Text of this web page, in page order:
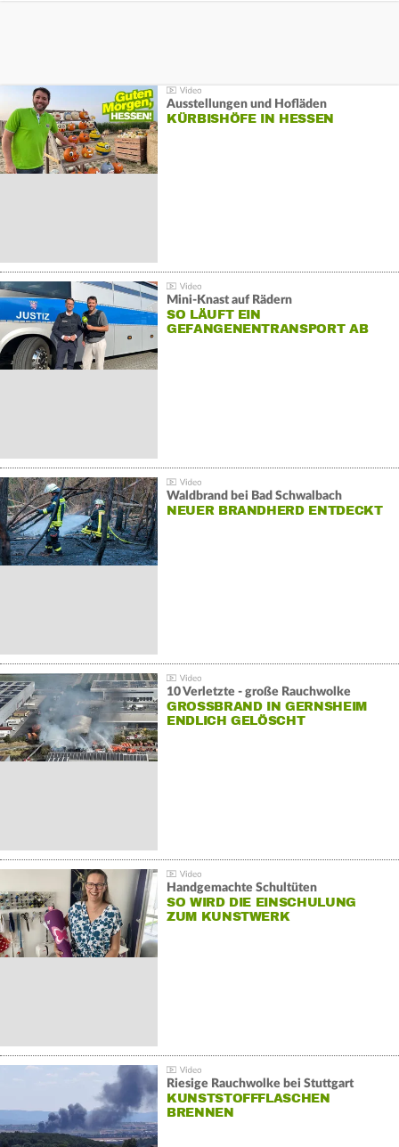
Ausstellungen und Hofläden
KÜRBISHÖFE IN HESSEN
Mini-Knast auf Rädern
SO LÄUFT EIN
GEFANGENENTRANSPORT AB
Waldbrand bei Bad Schwalbach
NEUER BRANDHERD ENTDECKT
10 Verletzte - große Rauchwolke
GROSSBRAND IN GERNSHEIM E
NDLICH GELÖSCHT
Handgemachte Schultüten
SO WIRD DIE EINSCHULUNG
ZUM KUNSTWERK
Riesige Rauchwolke bei Stuttgart
KUNSTSTOFFFLASCHEN
BRENNEN